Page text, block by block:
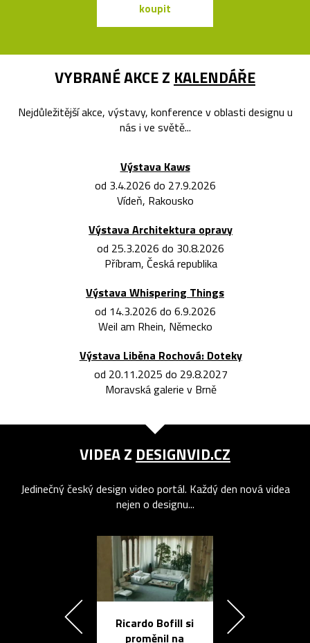
koupit
VYBRANÉ AKCE Z KALENDÁŘE
Nejdůležitější akce, výstavy, konference v oblasti designu u
nás i ve světě...
Výstava Kaws
od 3.4.2026 do 27.9.2026
Vídeň, Rakousko
Výstava Architektura opravy
od 25.3.2026 do 30.8.2026
Příbram, Česká republika
Výstava Whispering Things
od 14.3.2026 do 6.9.2026
Weil am Rhein, Německo
Výstava Liběna Rochová: Doteky
od 20.11.2025 do 29.8.2027
Moravská galerie v Brně
VIDEA Z DESIGNVID.CZ
Jedinečný český design video portál. Každý den nová videa
nejen o designu...
Ricardo Bofill si
proměnil na